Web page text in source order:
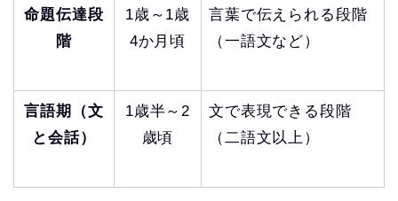
命題伝達段
階
1歳～1歳
4か月頃
言葉で伝えられる段階
（一語文など）
言語期（文
と会話）
1歳半～2
歳頃
文で表現できる段階
（二語文以上）